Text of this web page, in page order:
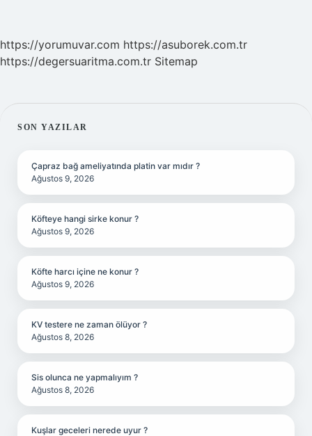
https://yorumuvar.com https://asuborek.com.tr
https://degersuaritma.com.tr Sitemap
SIDEBAR
SON YAZILAR
Çapraz bağ ameliyatında platin var mıdır ?
Ağustos 9, 2026
Köfteye hangi sirke konur ?
Ağustos 9, 2026
Köfte harcı içine ne konur ?
Ağustos 9, 2026
KV testere ne zaman ölüyor ?
Ağustos 8, 2026
Sis olunca ne yapmalıyım ?
Ağustos 8, 2026
Kuşlar geceleri nerede uyur ?